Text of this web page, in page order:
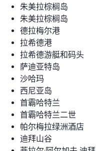
朱美拉棕榈岛
朱美拉棕榈岛
德拉梅尔港
拉希德港
拉希德游艇和码头
萨迪亚特岛
沙哈玛
西尼亚岛
首霸哈特兰
首霸哈特兰二世
帕尔梅拉绿洲酒店
迪拜山谷